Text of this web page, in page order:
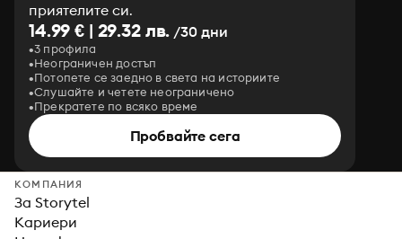
приятелите си.
14.99 € | 29.32 лв. /30 дни
3 профила
Неограничен достъп
Потопете се заедно в света на историите
Слушайте и четете неограничено
Прекратете по всяко време
Пробвайте сега
КОМПАНИЯ
За Storytel
Кариери